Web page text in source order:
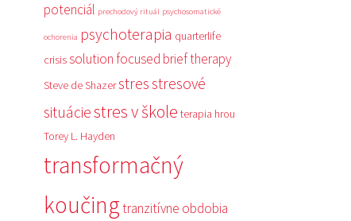
potenciál prechodový rituál psychosomatické
ochorenia psychoterapia quarterlife
crisissolution focused brief therapy
Steve de Shazerstresstresové
situáciestres v škole terapia hrou
Torey L. Hayden
transformačný
koučingtranzitívne obdobia